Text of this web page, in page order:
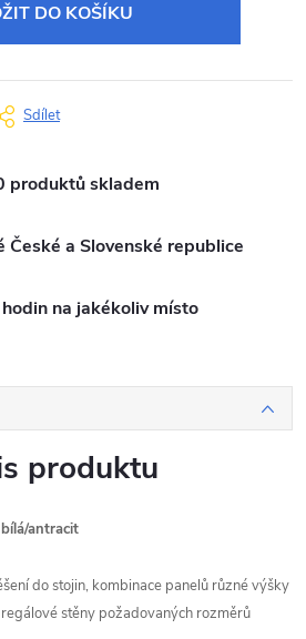
DO KOŠÍKU
Sdílet
produktů skladem
České a Slovenské republice
na jakékoliv místo
produktu
antracit
do stojin, kombinace panelů různé výšky
stěny požadovaných rozměrů